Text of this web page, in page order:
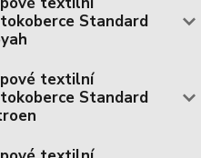
Standard
textilní
Standard